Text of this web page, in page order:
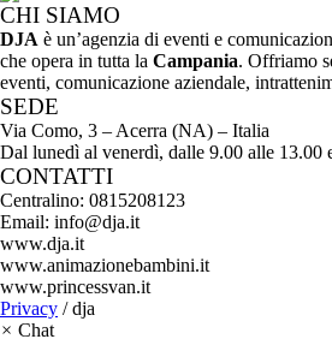
CHI SIAMO
DJA è un’agenzia di eventi e
che opera in tutta la Campania. Offriamo
eventi, comunicazione aziendale,
SEDE
Via Como, 3 – Acerra (NA) – Italia
Dal lunedì al venerdì, dalle 9.00 alle 13.00
CONTATTI
Centralino: 0815208123
Email: info@dja.it
www.dja.it
www.animazionebambini.it
www.princessvan.it
Privacy / dja
× Chat